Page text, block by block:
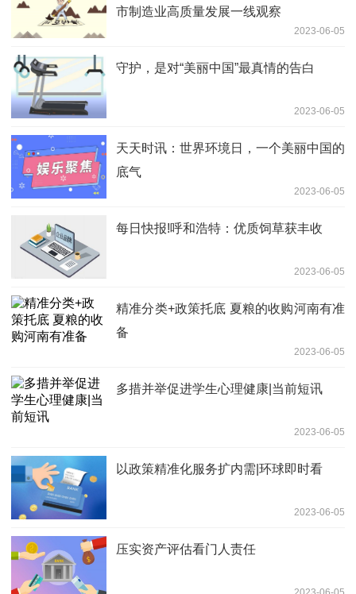
市制造业高质量发展一线观察
2023-06-05
守护，是对“美丽中国”最真情的告白
2023-06-05
天天时讯：世界环境日，一个美丽中国的
底气
2023-06-05
每日快报!呼和浩特：优质饲草获丰收
2023-06-05
精准分类+政策托底 夏粮的收购河南有准
备
2023-06-05
多措并举促进学生心理健康|当前短讯
2023-06-05
以政策精准化服务扩内需|环球即时看
2023-06-05
压实资产评估看门人责任